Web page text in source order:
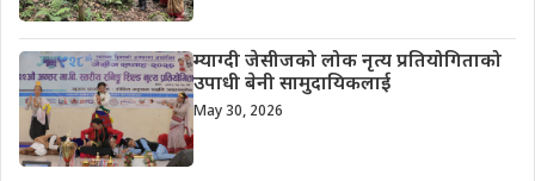
म्याग्दी जेसीजको लोक नृत्य प्रतियोगिताको
उपाधी बेनी सामुदायिकलाई
May 30, 2026